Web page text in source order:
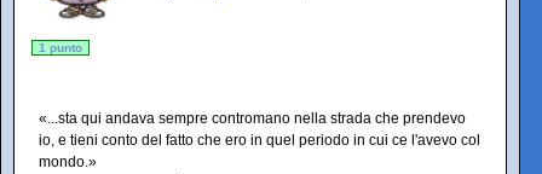
1 punto
«...sta qui andava sempre contromano nella strada che prendevo
io, e tieni conto del fatto che ero in quel periodo in cui ce l'avevo col
mondo.»